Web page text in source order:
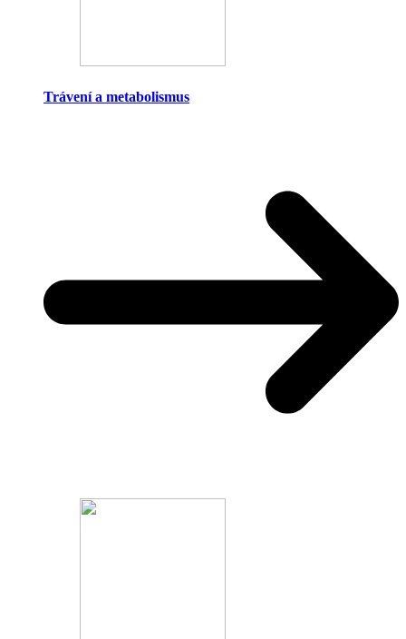
Trávení a metabolismus